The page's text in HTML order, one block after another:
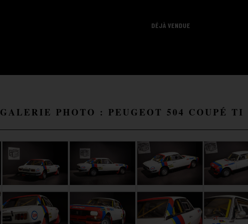
DÉJÀ VENDUE
GALERIE PHOTO : PEUGEOT 504 COUPÉ TI